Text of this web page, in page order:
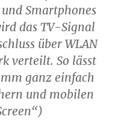
Smartphones
das TV-Signal
über WLAN
verteilt. So lässt
ganz einfach
und mobilen